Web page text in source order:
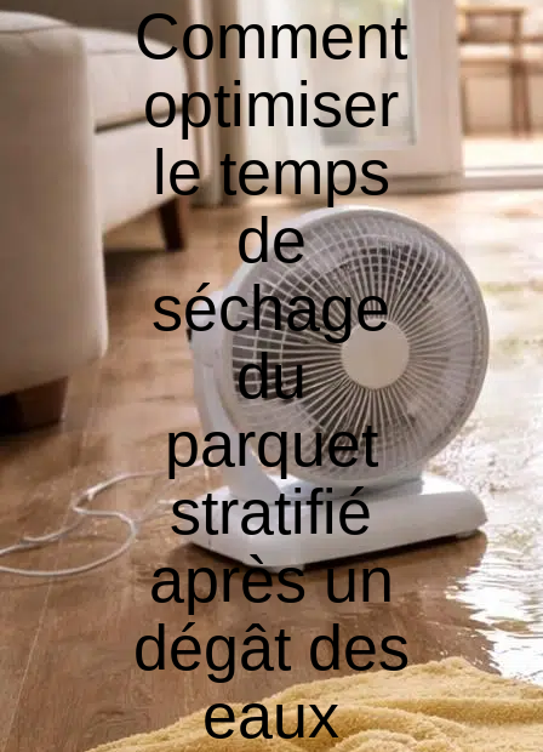
Comment
optimiser
le temps
de
séchage
du
parquet
stratifié
après un
dégât des
eaux